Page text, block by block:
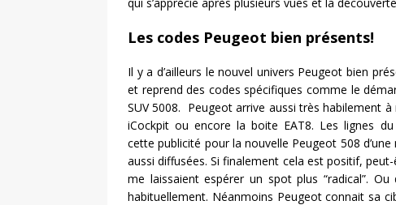
Les codes Peugeot bien présents!
Il y a d’ailleurs le nouvel univers Peugeot bien
et reprend des codes spécifiques comme le
SUV 5008. Peugeot arrive aussi très habilement
iCockpit ou encore la boite EAT8. Les lignes
cette publicité pour la nouvelle Peugeot 508
aussi diffusées. Si finalement cela est positif,
me laissaient espérer un spot plus “radical”.
habituellement. Néanmoins Peugeot connait sa